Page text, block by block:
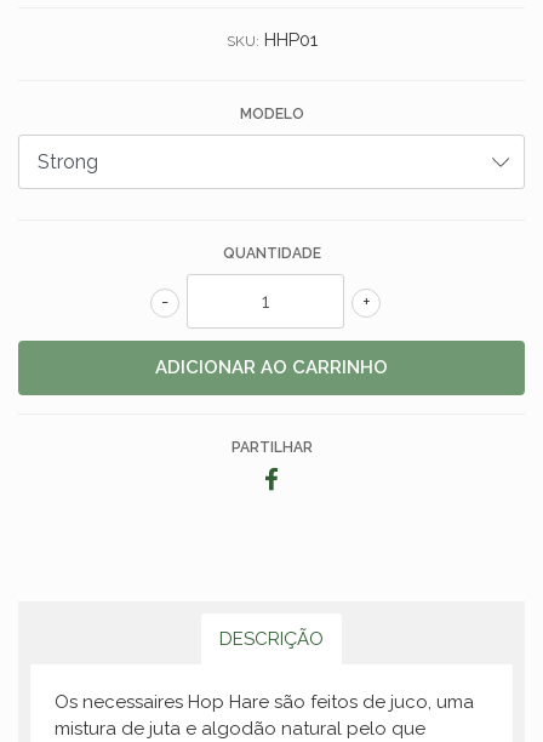
SKU: HHP01
MODELO
QUANTIDADE
+
-
PARTILHAR
DESCRIÇÃO
Os necessaires Hop Hare são feitos de juco, uma
mistura de juta e algodão natural pelo que